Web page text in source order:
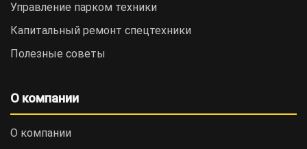
Управление парком техники
Капитальный ремонт спецтехники
Полезные советы
О компании
О компании